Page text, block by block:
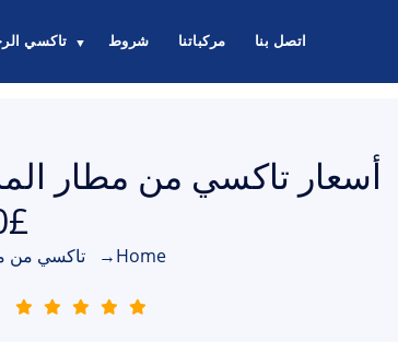
تاكسي ▼ شروط مركباتنا اتصل بنا
أسعار تاكسي من مطار
£65.00
Home
→ تاكسي من